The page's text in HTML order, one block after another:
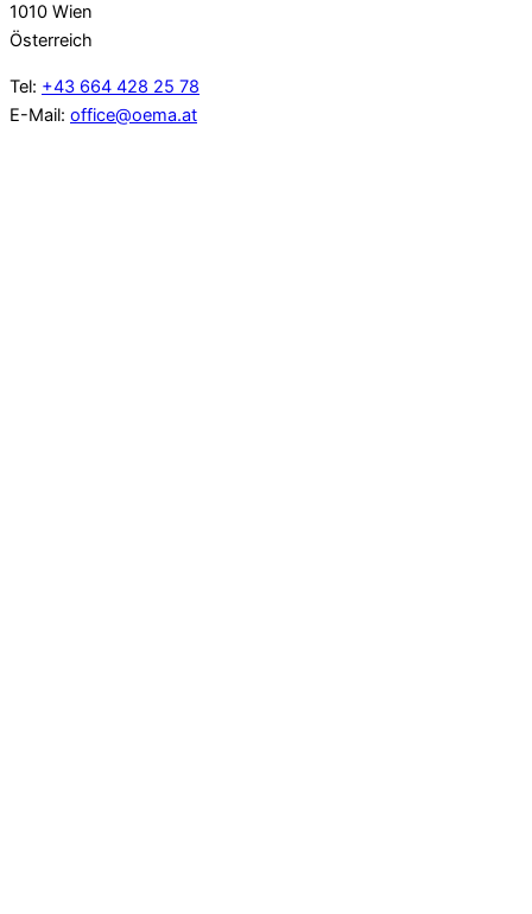
1010 Wien
Österreich
Tel: +43 664 428 25 78
E-Mail: office@oema.at